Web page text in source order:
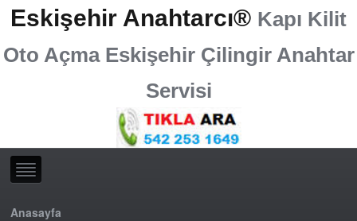
Eskişehir Anahtarcı® Kapı Kilit
Oto Açma Eskişehir Çilingir Anahtar
Servisi
Anasayfa